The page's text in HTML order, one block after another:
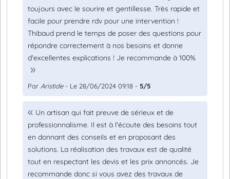
toujours avec le sourire et gentillesse. Très rapide et
facile pour prendre rdv pour une intervention !
Thibaud prend le temps de poser des questions pour
répondre correctement à nos besoins et donne
d'excellentes explications ! Je recommande à 100%
Par Aristide- Le 28/06/2024 09:18 - 5/5
Un artisan qui fait preuve de sérieux et de
professionnalisme. Il est à l'écoute des besoins tout
en donnant des conseils et en proposant des
solutions. La réalisation des travaux est de qualité
tout en respectant les devis et les prix annoncés. Je
recommande donc si vous avez des travaux de